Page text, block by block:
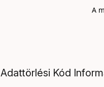
A
Adattörlési Kód